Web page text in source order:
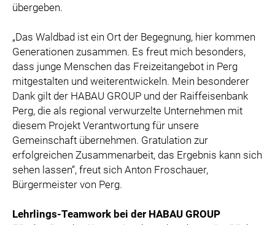
übergeben.
„Das Waldbad ist ein Ort der Begegnung, hier kommen
Generationen zusammen. Es freut mich besonders,
dass junge Menschen das Freizeitangebot in Perg
mitgestalten und weiterentwickeln. Mein besonderer
Dank gilt der HABAU GROUP und der Raiffeisenbank
Perg, die als regional verwurzelte Unternehmen mit
diesem Projekt Verantwortung für unsere
Gemeinschaft übernehmen. Gratulation zur
erfolgreichen Zusammenarbeit, das Ergebnis kann sich
sehen lassen“, freut sich Anton Froschauer,
Bürgermeister von Perg.
Lehrlings-Teamwork bei der HABAU GROUP